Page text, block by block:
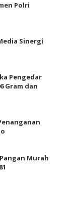
Polri
Sinergi
Pengedar
Gram dan
Murah